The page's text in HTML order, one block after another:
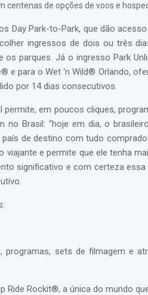
de opções de voos e
Day Park-to-Park, que dão
ingressos de dois ou três
parques. Já o ingresso Park
e para o Wet ‘n Wild® Orlando,
por 14 dias consecutivos.
em poucos cliques,
no Brasil: “hoje em dia, o
de destino com tudo
e permite que ele tenha
significativo e com certeza
programas, sets de filmagem e
Ride Rockit®, a única do mundo